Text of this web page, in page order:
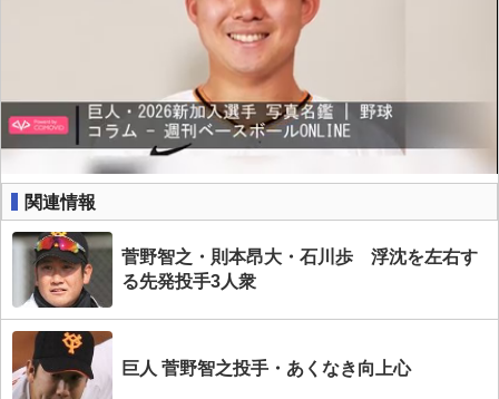
関連情報
菅野智之・則本昂大・石川歩 浮沈を左右す
る先発投手3人衆
巨人 菅野智之投手・あくなき向上心